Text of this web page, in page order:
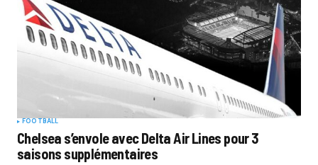
FOOTBALL
Chelsea s’envole avec Delta Air Lines pour 3
saisons supplémentaires